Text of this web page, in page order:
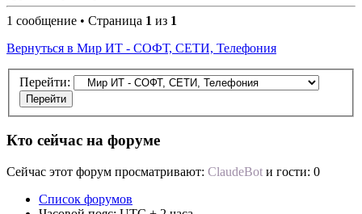
1 сообщение • Страница 1 из 1
Вернуться в Мир ИТ - СОФТ, СЕТИ, Телефония
Перейти:
Кто сейчас на форуме
Сейчас этот форум просматривают: ClaudeBot и гости: 0
Список форумов